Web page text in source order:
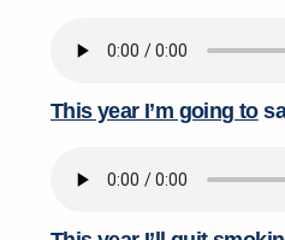
This year I’m going to